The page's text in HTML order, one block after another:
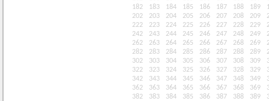
182
183 184 185 186 187 188 189
202
203 204 205 206 207 208 209
222
223 224 225 226 227 228 229
242
243 244 245 246 247 248 249
262
263 264 265 266 267 268 269
282
283 284 285 286 287 288 289
302
303 304 305 306 307 308 309
322
323 324 325 326 327 328 329
342
343 344 345 346 347 348 349
362
363 364 365 366 367 368 369
382
383 384 385 386 387 388 389